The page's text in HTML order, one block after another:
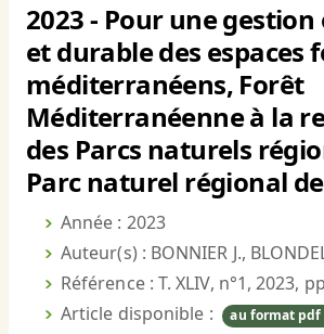
2023 - Pour une
et durable des espaces
méditerranéens, Forêt
Méditerranéenne à la
des Parcs naturels
Parc naturel régional
Année : 2023
Auteur(s) : BONNIER J.,
Référence : T. XLIV, n°1, 2023,
Article disponible :
au format pdf